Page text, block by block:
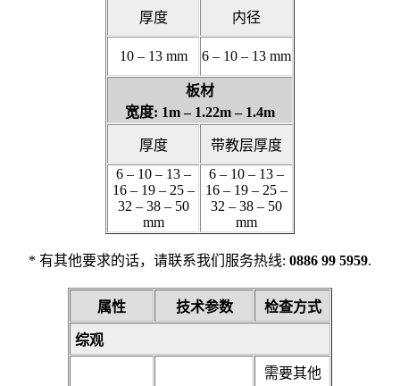
厚度 内径
10 – 13 mm 6 – 10 – 13 mm
板材
宽度: 1m – 1.22m – 1.4m
厚度
带教层厚度
6 – 10 – 13 –
16 – 19 – 25 –
32 – 38 – 50
mm
6 – 10 – 13 –
16 – 19 – 25 –
32 – 38 – 50
mm
* 有其他要求的话，请联系我们服务热线: 0886 99 5959.
属性 技术参数 检查方式
综观
需要其他